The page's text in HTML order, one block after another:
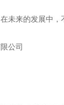
未来的发展中
公司